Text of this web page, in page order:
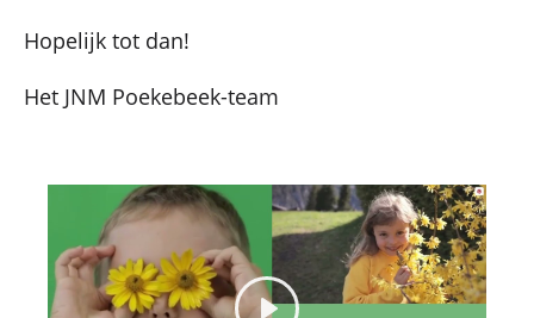
Hopelijk tot dan!
Het JNM Poekebeek-team